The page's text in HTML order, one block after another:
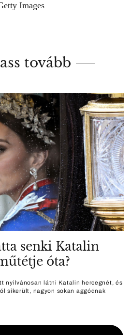
Images
tovább
senki Katalin
óta?
nyilvánosan látni Katalin hercegnét, és
sikerült, nagyon sokan aggódnak